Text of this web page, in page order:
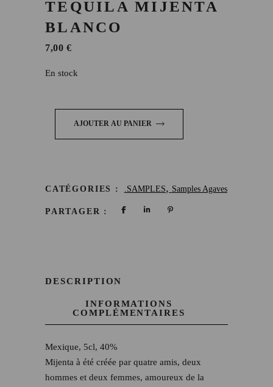
TEQUILA MIJENTA
BLANCO
7,00€
En stock
AJOUTER AU PANIER
CATÉGORIES : .SAMPLES, Samples Agaves
PARTAGER :
DESCRIPTION
INFORMATIONS
COMPLÉMENTAIRES
Mexique, 5cl, 40%
Mijenta à été créée par quatre amis, deux
hommes et deux femmes, amoureux de la